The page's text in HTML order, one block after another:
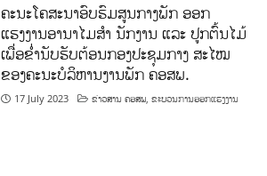
ຄະນະໂຄສະນາອົບຮົມສູນກາງພັກ ອອກ
ແຮງງານອານາໄມສໍາ ນັກງານ ແລະ ປູກຕົ້ນໄມ້
ເພື່ອຂໍ່ານັບຮັບຕ້ອນກອງປະຊຸມກາງ ສະໄໝ
ຂອງຄະນະບໍລິຫານງານພັກ ຄອສພ.
17 July 2023 ຂ່າວສານ ຄອສພ ,ຂະບວນການອອກແຮງງານ